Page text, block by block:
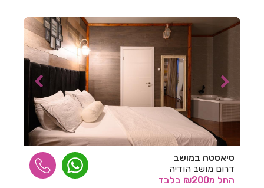
חדרים לפי שעה בבית ינאי
חדרים לפי שעה בבית לחם הגלילית
חדרים לפי שעה בבית ליד
חדרים לפי שעה בבית נחמיה
חדרים לפי שעה בבית עזרא
חדרים לפי שעה בבית עריף
חדרים לפי שעה בבית שאן
סיאסטה במושב
דרום מושב הודיה
החל מ₪200 בלבד